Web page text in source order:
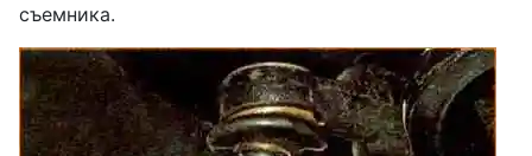
съемника.